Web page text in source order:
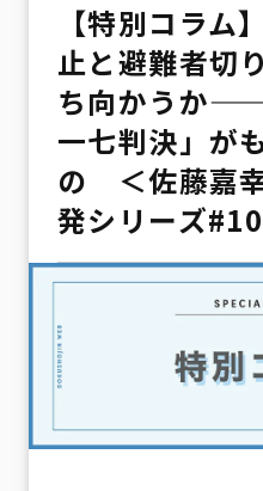
【特別コラム
止と避難者切
ち向かうか——
一七判決」が
の ＜佐藤嘉
発シリーズ